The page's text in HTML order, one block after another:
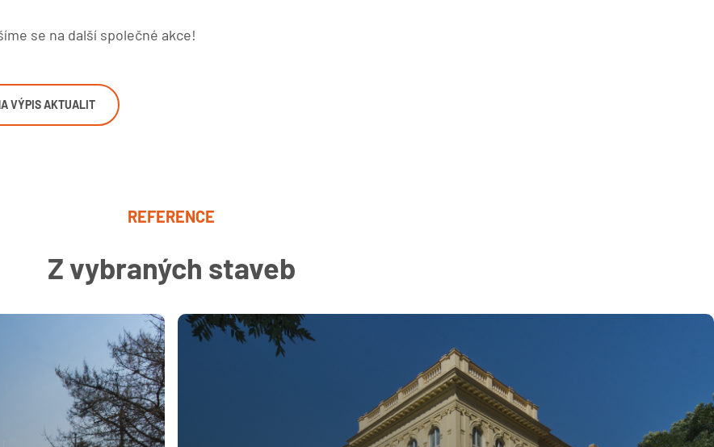
se na další společné akce!
VÝPIS AKTUALIT
REFERENCE
Z vybraných staveb